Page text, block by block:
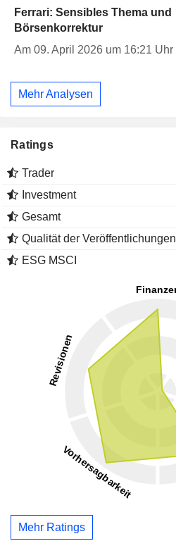
Ferrari: Sensibles Thema und
Börsenkorrektur
Am 09. April 2026 um 16:21 Uhr
Mehr Analysen
Ratings
Trader
Investment
Gesamt
Qualität der Veröffentlichungen
ESG MSCI
Mehr Ratings